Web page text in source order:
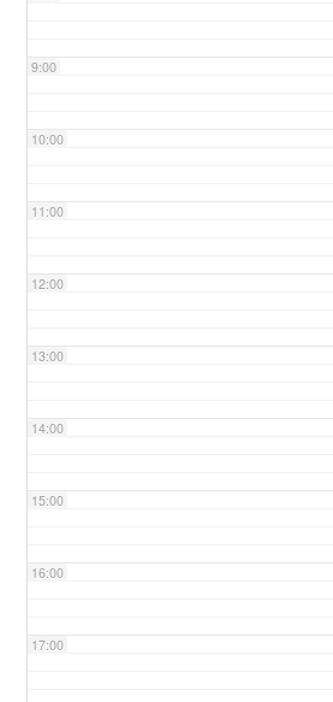
9:00
10:00
11:00
12:00
13:00
14:00
15:00
16:00
17:00